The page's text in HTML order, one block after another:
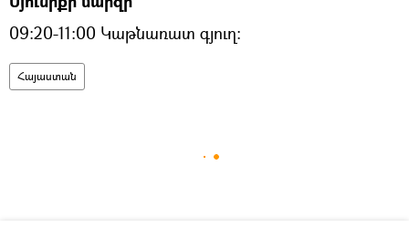
09:20-11:00 Կաթնառատ գյուղ:
Հայաստան